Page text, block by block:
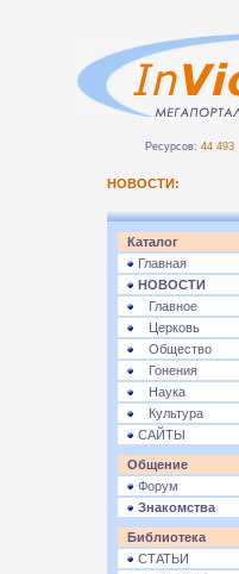
Ресурсов: 44 493
НОВОСТИ:
Каталог
Главная
НОВОСТИ
Главное
Церковь
Общество
Гонения
Наука
Культура
САЙТЫ
Общение
Форум
Знакомства
Библиотека
СТАТЬИ